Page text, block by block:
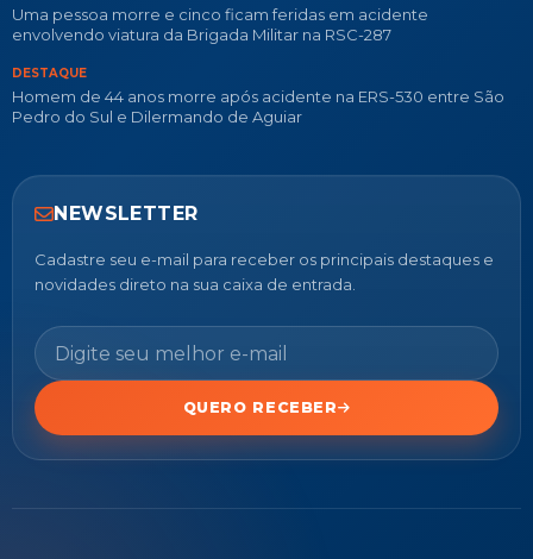
Uma pessoa morre e cinco ficam feridas em acidente
envolvendo viatura da Brigada Militar na RSC-287
DESTAQUE
Homem de 44 anos morre após acidente na ERS-530 entre São
Pedro do Sul e Dilermando de Aguiar
NEWSLETTER
Cadastre seu e-mail para receber os principais destaques e
novidades direto na sua caixa de entrada.
QUERO RECEBER